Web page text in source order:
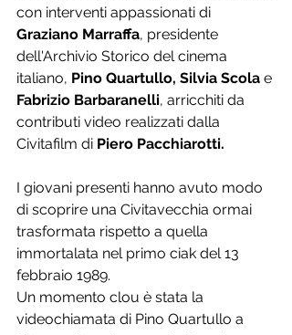
con interventi appassionati di
Graziano Marraffa, presidente
dell'Archivio Storico del cinema
italiano, Pino Quartullo, Silvia Scola e
Fabrizio Barbaranelli, arricchiti da
contributi video realizzati dalla
Civitafilm di Piero Pacchiarotti.
I giovani presenti hanno avuto modo
di scoprire una Civitavecchia ormai
trasformata rispetto a quella
immortalata nel primo ciak del 13
febbraio 1989.
Un momento clou è stata la
videochiamata di Pino Quartullo a